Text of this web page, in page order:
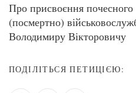
Про присвоєння
(посмертно)
Володимиру Вікторовичу
ПОДІЛІТЬСЯ ПЕТИЦІЄЮ: